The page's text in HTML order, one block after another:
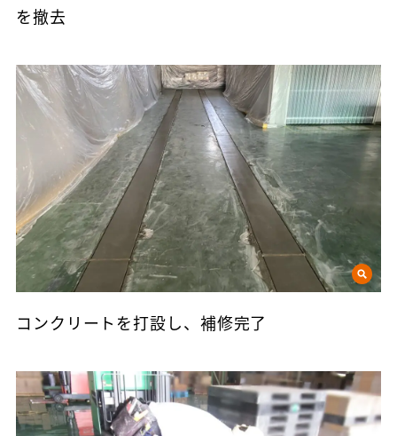
を撤去
コンクリートを打設し、補修完了